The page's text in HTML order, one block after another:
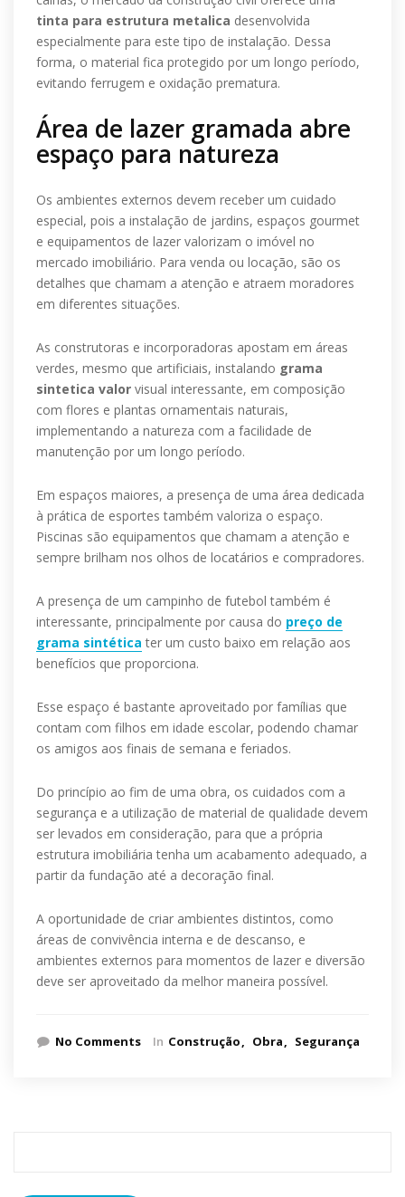
tinta para estrutura metalica desenvolvida
especialmente para este tipo de instalação. Dessa
forma, o material fica protegido por um longo período,
evitando ferrugem e oxidação prematura.
Área de lazer gramada abre
espaço para natureza
Os ambientes externos devem receber um cuidado
especial, pois a instalação de jardins, espaços gourmet
e equipamentos de lazer valorizam o imóvel no
mercado imobiliário. Para venda ou locação, são os
detalhes que chamam a atenção e atraem moradores
em diferentes situações.
As construtoras e incorporadoras apostam em áreas
verdes, mesmo que artificiais, instalando grama
sintetica valor visual interessante, em composição
com flores e plantas ornamentais naturais,
implementando a natureza com a facilidade de
manutenção por um longo período.
Em espaços maiores, a presença de uma área dedicada
à prática de esportes também valoriza o espaço.
Piscinas são equipamentos que chamam a atenção e
sempre brilham nos olhos de locatários e compradores.
A presença de um campinho de futebol também é
interessante, principalmente por causa do preço de
grama sintética ter um custo baixo em relação aos
benefícios que proporciona.
Esse espaço é bastante aproveitado por famílias que
contam com filhos em idade escolar, podendo chamar
os amigos aos finais de semana e feriados.
Do princípio ao fim de uma obra, os cuidados com a
segurança e a utilização de material de qualidade devem
ser levados em consideração, para que a própria
estrutura imobiliária tenha um acabamento adequado, a
partir da fundação até a decoração final.
A oportunidade de criar ambientes distintos, como
áreas de convivência interna e de descanso, e
ambientes externos para momentos de lazer e diversão
deve ser aproveitado da melhor maneira possível.
No Comments In Construção Obra Segurança